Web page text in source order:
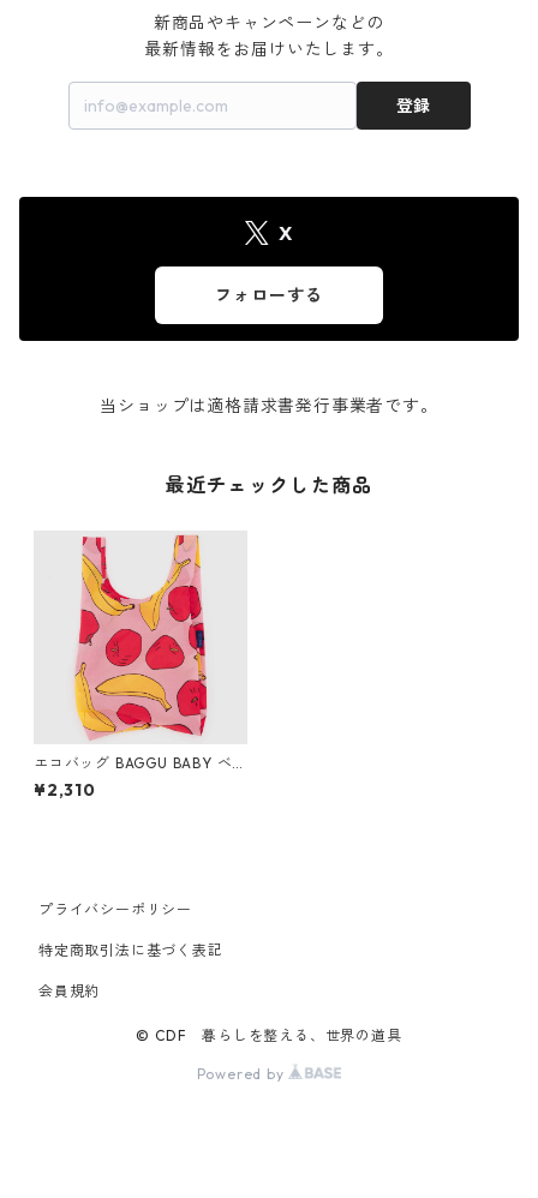
新商品やキャンペーンなどの
最新情報をお届けいたします。
登録
X
フォローする
当ショップは適格請求書発行事業者です。
最近チェックした商品
エコバッグ BAGGU BABY ベ
ビーバグゥ バグー ライトピン
クアップル＆バナナ
¥2,310
プライバシーポリシー
特定商取引法に基づく表記
会員規約
© CDF 暮らしを整える、世界の道具
Powered by